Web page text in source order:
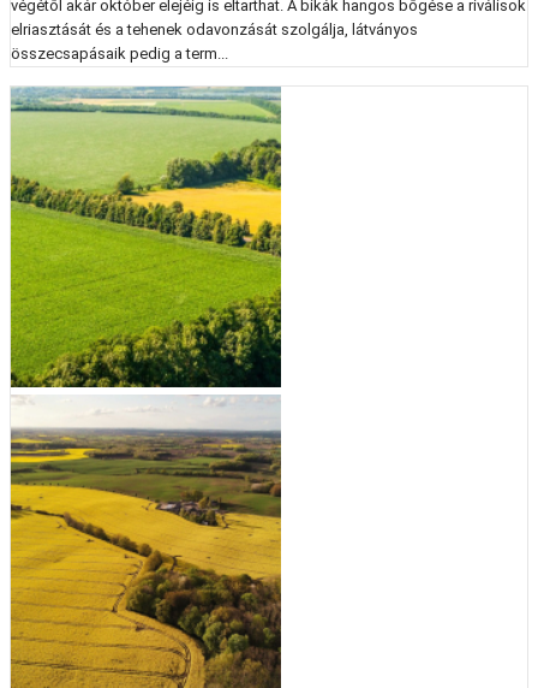
végétől akár október elejéig is eltarthat. A bikák hangos bőgése a riválisok
elriasztását és a tehenek odavonzását szolgálja, látványos
összecsapásaik pedig a term...